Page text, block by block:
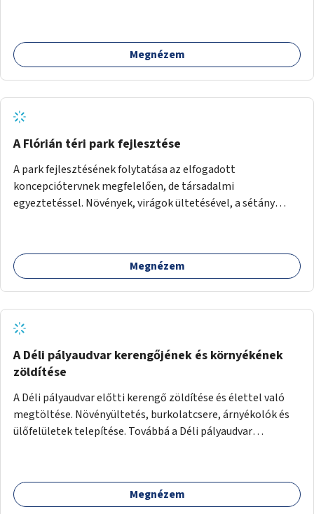
Megnézem
A Flórián téri park fejlesztése
A park fejlesztésének folytatása az elfogadott
koncepciótervnek megfelelően, de társadalmi
egyeztetéssel. Növények, virágok ültetésével, a sétány
Megnézem
A Déli pályaudvar kerengőjének és környékének
zöldítése
A Déli pályaudvar előtti kerengő zöldítése és élettel való
megtöltése. Növényültetés, burkolatcsere, árnyékolók és
ülőfelületek telepítése. Továbbá a Déli pályaudvar
Megnézem